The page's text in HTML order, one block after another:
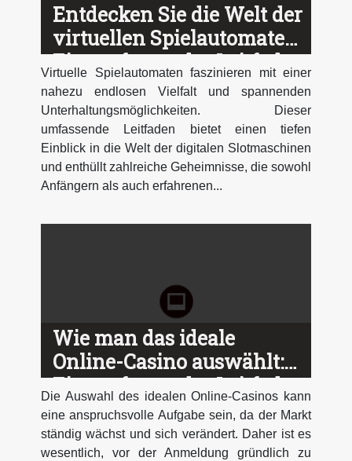
Entdecken Sie die Welt der
virtuellen Spielautomaten:
Ein umfassender Leitfaden
Virtuelle Spielautomaten faszinieren mit einer
nahezu endlosen Vielfalt und spannenden
Unterhaltungsmöglichkeiten. Dieser
umfassende Leitfaden bietet einen tiefen
Einblick in die Welt der digitalen Slotmaschinen
und enthüllt zahlreiche Geheimnisse, die sowohl
Anfängern als auch erfahrenen...
Wie man das ideale
Online-Casino auswählt:
Ein umfassender Leitfaden
Die Auswahl des idealen Online-Casinos kann
eine anspruchsvolle Aufgabe sein, da der Markt
ständig wächst und sich verändert. Daher ist es
wesentlich, vor der Anmeldung gründlich zu